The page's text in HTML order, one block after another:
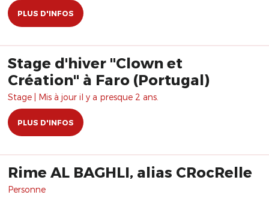
PLUS D'INFOS
Stage d'hiver "Clown et
Création" à Faro (Portugal)
Stage | Mis à jour il y a presque 2 ans.
PLUS D'INFOS
Rime AL BAGHLI, alias CRocRelle
Personne